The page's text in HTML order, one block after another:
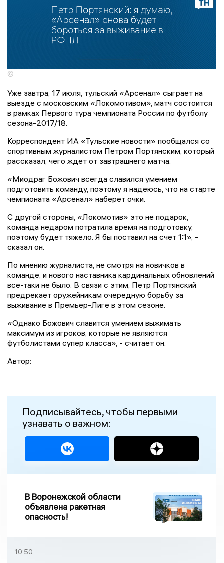
©
Уже завтра, 17 июля, тульский «Арсенал» сыграет на
выезде с московским «Локомотивом», матч состоится
в рамках Первого тура чемпионата России по футболу
сезона-2017/18.
Корреспондент ИА «Тульские новости» пообщался со
спортивным журналистом Петром Портянским, который
рассказал, чего ждет от завтрашнего матча.
«Миодраг Божович всегда славился умением
подготовить команду, поэтому я надеюсь, что на старте
чемпионата «Арсенал» наберет очки.
С другой стороны, «Локомотив» это не подарок,
команда недаром потратила время на подготовку,
поэтому будет тяжело. Я бы поставил на счет 1:1», -
сказал он.
По мнению журналиста, не смотря на новичков в
команде, и нового наставника кардинальных обновлений
все-таки не было. В связи с этим, Петр Портянский
предрекает оружейникам очередную борьбу за
выживание в Премьер-Лиге в этом сезоне.
«Однако Божович славится умением выжимать
максимум из игроков, которые не являются
футболистами супер класса», - считает он.
Автор:
Подписывайтесь, чтобы первыми
узнавать о важном:
В Воронежской области
объявлена ракетная
опасность!
10:50